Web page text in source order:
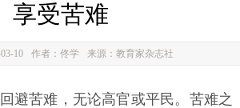
享受苦难
10 作者：佟学 来源：教育家杂志社
避苦难，无论高官或平民。苦难之